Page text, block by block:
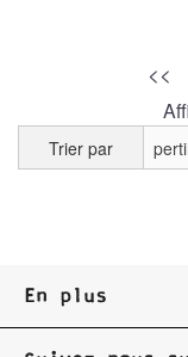
<<
Trier par
En plus